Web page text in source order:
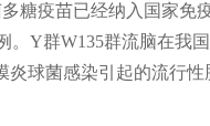
糖疫苗已经纳入国家免
。Y群W135群流脑在我
炎球菌感染引起的流行性